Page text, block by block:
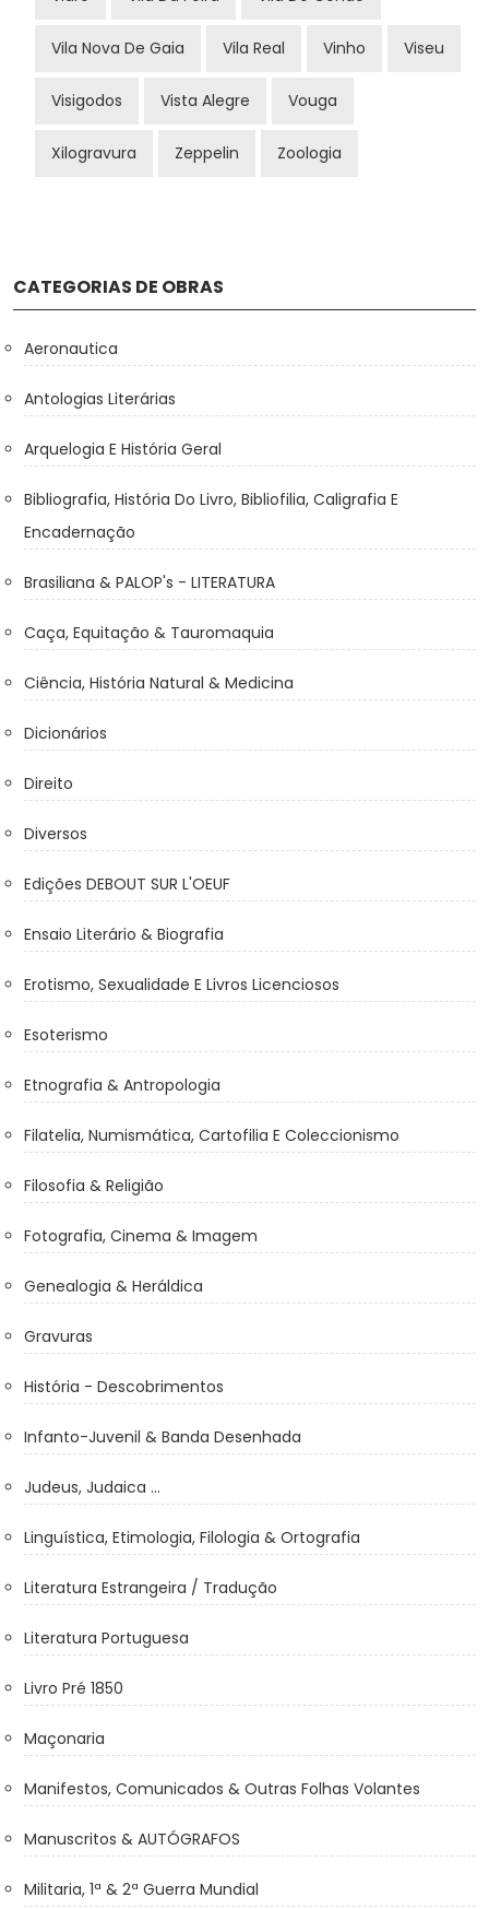
CATEGORIAS DE OBRAS
Aeronautica
Antologias Literárias
Arquelogia E História Geral
Bibliografia, História Do Livro, Bibliofilia, Caligrafia E
Encadernação
Brasiliana & PALOP's - LITERATURA
Caça, Equitação & Tauromaquia
Ciência, História Natural & Medicina
Dicionários
Direito
Diversos
Edições DEBOUT SUR L'OEUF
Ensaio Literário & Biografia
Erotismo, Sexualidade E Livros Licenciosos
Esoterismo
Etnografia & Antropologia
Filatelia, Numismática, Cartofilia E Coleccionismo
Filosofia & Religião
Fotografia, Cinema & Imagem
Genealogia & Heráldica
Gravuras
História - Descobrimentos
Infanto-Juvenil & Banda Desenhada
Judeus, Judaica ...
Linguística, Etimologia, Filologia & Ortografia
Literatura Estrangeira / Tradução
Literatura Portuguesa
Livro Pré 1850
Maçonaria
Manifestos, Comunicados & Outras Folhas Volantes
Manuscritos & AUTÓGRAFOS
Militaria, 1ª & 2ª Guerra Mundial
Vila Nova De Gaia Vila Real Vinho Viseu
Visigodos Vista Alegre Vouga
Xilogravura Zeppelin Zoologia